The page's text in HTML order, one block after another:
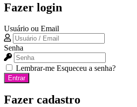
Fazer login
Usuário ou Email
Senha
Lembrar-me Esqueceu a senha?
Entrar
Fazer cadastro